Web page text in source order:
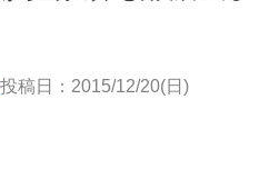
投稿日：2015/12/20(日)